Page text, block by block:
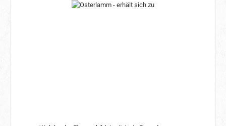
Bildergalerie überspringen